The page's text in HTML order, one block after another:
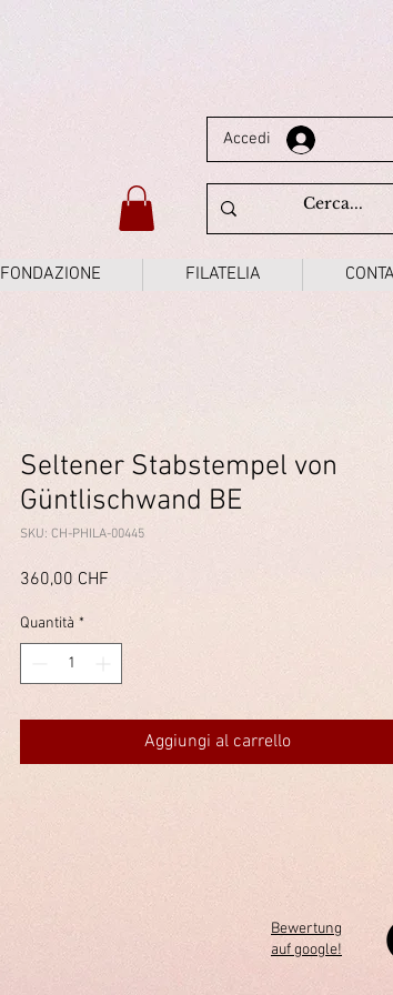
Accedi
FONDAZIONE FILATELIA
Seltener Stabstempel von
Güntlischwand BE
SKU: CH-PHILA-00445
360,00 CHF
Quantità *
Aggiungi al carrello
Bewertung
auf google!